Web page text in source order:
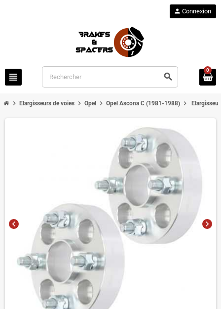
view_headline search
person Connexion
0
chevron_right Elargisseurs de voies chevron_right Opel chevron_right Opel Ascona C (1981-1988) chevron_right
chevron_left chevron_right